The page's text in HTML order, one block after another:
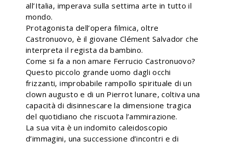
all’Italia, imperava sulla settima arte in tutto il
mondo.
Protagonista dell’opera filmica, oltre
Castronuovo, è il giovane Clément Salvador che
interpreta il regista da bambino.
Come si fa a non amare Ferrucio Castronuovo?
Questo piccolo grande uomo dagli occhi
frizzanti, improbabile rampollo spirituale di un
clown augusto e di un Pierrot lunare, coltiva una
capacità di disinnescare la dimensione tragica
del quotidiano che riscuota l’ammirazione.
La sua vita è un indomito caleidoscopio
d’immagini, una successione d’incontri e di